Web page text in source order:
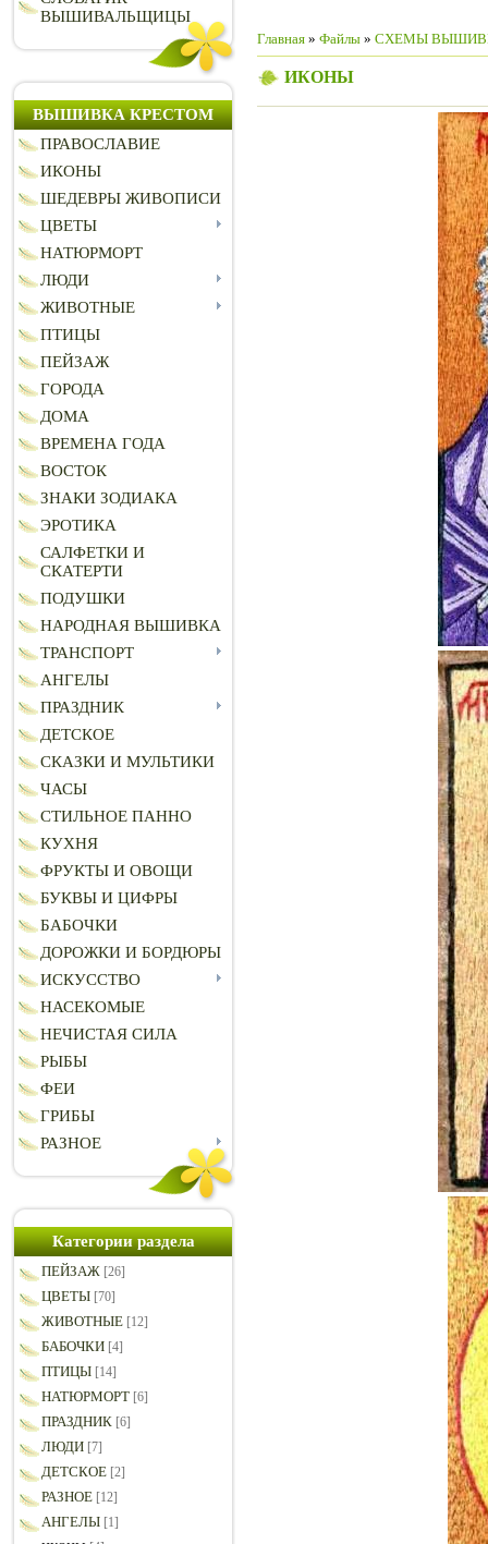
ВЫШИВАЛЬЩИЦЫ
ВЫШИВКА КРЕСТОМ
ПРАВОСЛАВИЕ
ИКОНЫ
ШЕДЕВРЫ ЖИВОПИСИ
ЦВЕТЫ
НАТЮРМОРТ
ЛЮДИ
ЖИВОТНЫЕ
ПТИЦЫ
ПЕЙЗАЖ
ГОРОДА
ДОМА
ВРЕМЕНА ГОДА
ВОСТОК
ЗНАКИ ЗОДИАКА
ЭРОТИКА
САЛФЕТКИ И
СКАТЕРТИ
ПОДУШКИ
НАРОДНАЯ ВЫШИВКА
ТРАНСПОРТ
АНГЕЛЫ
ПРАЗДНИК
ДЕТСКОЕ
СКАЗКИ И МУЛЬТИКИ
ЧАСЫ
СТИЛЬНОЕ ПАННО
КУХНЯ
ФРУКТЫ И ОВОЩИ
БУКВЫ И ЦИФРЫ
БАБОЧКИ
ДОРОЖКИ И БОРДЮРЫ
ИСКУССТВО
НАСЕКОМЫЕ
НЕЧИСТАЯ СИЛА
РЫБЫ
ФЕИ
ГРИБЫ
РАЗНОЕ
Категории раздела
ПЕЙЗАЖ [26]
ЦВЕТЫ [70]
ЖИВОТНЫЕ [12]
БАБОЧКИ [4]
ПТИЦЫ [14]
НАТЮРМОРТ [6]
ПРАЗДНИК [6]
ЛЮДИ [7]
ДЕТСКОЕ [2]
РАЗНОЕ [12]
АНГЕЛЫ [1]
Главная » Файлы » CХЕМЫ
ИКОНЫ